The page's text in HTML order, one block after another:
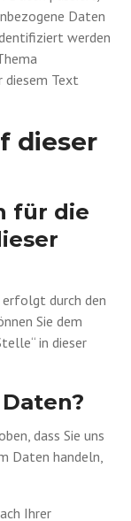
Daten
werden
diesem Text
dieser
für die
durch den
Sie dem
in dieser
dass Sie uns
Daten handeln,
Ihrer